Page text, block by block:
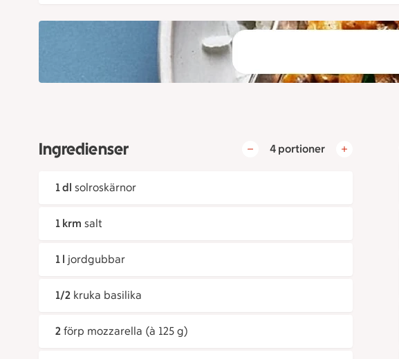
Ingredienser 4 portioner
1 dl solroskärnor
1 krm salt
1 l jordgubbar
1/2 kruka basilika
2 förp mozzarella (à 125 g)